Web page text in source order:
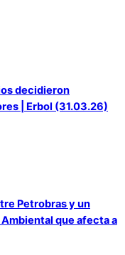
decidieron
| Erbol (31.03.26)
Petrobras y un
que afecta a